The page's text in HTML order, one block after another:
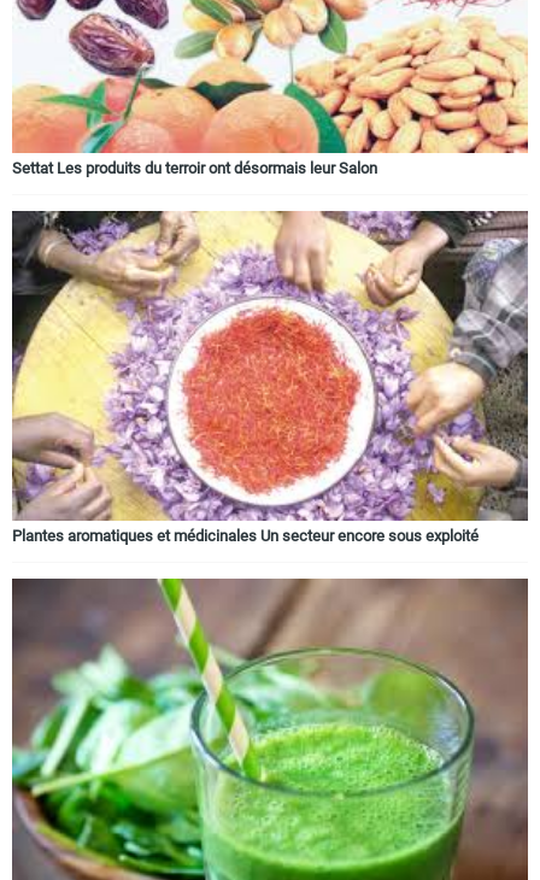
Circuits touristiques
Tourisme
Hotels
Evenements
Contact
Settat Les produits du terroir ont désormais leur Salon
Plantes aromatiques et médicinales Un secteur encore sous exploité